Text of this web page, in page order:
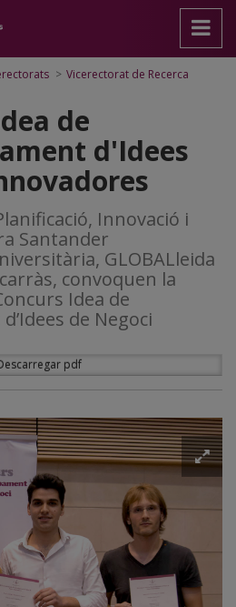
> Vicerectorat de Recerca
de
d'Idees
Innovació i
Santander
GLOBALleida
convoquen la
Idea de
de Negoci
pdf